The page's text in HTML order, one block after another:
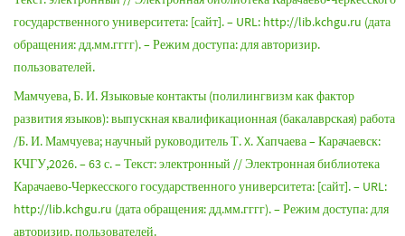
государственного университета: [сайт]. – URL: http://lib.kchgu.ru (дата
обращения: дд.мм.гггг). – Режим доступа: для авторизир.
пользователей.
Мамчуева, Б. И. Языковые контакты (полилингвизм как фактор
развития языков): выпускная квалификационная (бакалаврская) работа
/Б. И. Мамчуева; научный руководитель Т. X. Хапчаева – Карачаевск:
КЧГУ,2026. – 63 с. – Текст: электронный // Электронная библиотека
Карачаево-Черкесского государственного университета: [сайт]. – URL:
http://lib.kchgu.ru (дата обращения: дд.мм.гггг). – Режим доступа: для
авторизир. пользователей.